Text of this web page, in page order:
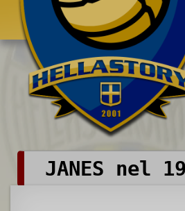
Benvenuti su HELLASTORY.net
JANES nel